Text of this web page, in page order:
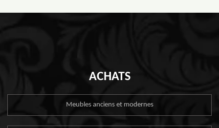
ACHATS
Meubles anciens et modernes